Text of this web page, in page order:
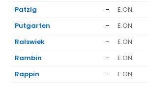
Patzig
– E.ON
Putgarten
– E.ON
Ralswiek
– E.ON
Rambin
– E.ON
Rappin
– E.ON